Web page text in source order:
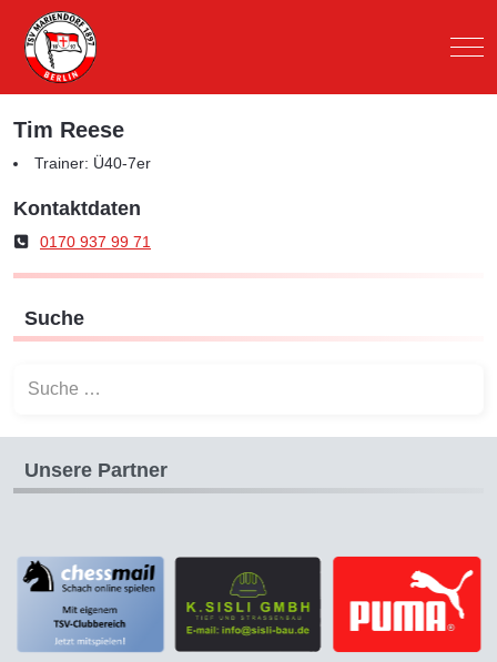
Tim Reese
Trainer: Ü40-7er
Kontaktdaten
Mobil
0170 937 99 71
Suche
Unsere Partner